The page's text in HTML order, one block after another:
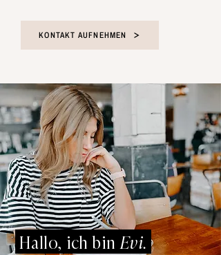
KONTAKT AUFNEHMEN
Hallo, ich binEvi.